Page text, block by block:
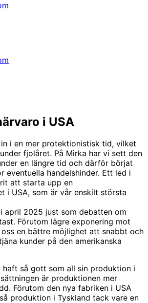
i USA
i en mer protektionistisk tid, vilket
fjolåret. På Mirka har vi sett den
en längre tid och därför börjat
eventuella handelshinder. Ett led i
att starta upp en
i USA, som är vår enskilt största
april 2025 just som debatten om
Förutom lägre exponering mot
en bättre möjlighet att snabbt och
kunder på den amerikanska
haft så gott som all sin produktion i
är produktionen mer
Förutom den nya fabriken i USA
produktion i Tyskland tack vare en